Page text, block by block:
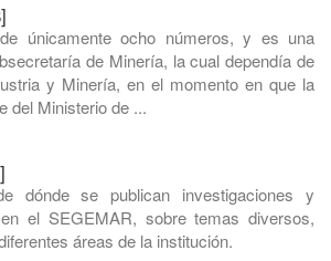
únicamente ocho números, y es una
de Minería, la cual dependía de
y Minería, en el momento en que la
del Ministerio de ...
dónde se publican investigaciones y
el SEGEMAR, sobre temas diversos,
áreas de la institución.